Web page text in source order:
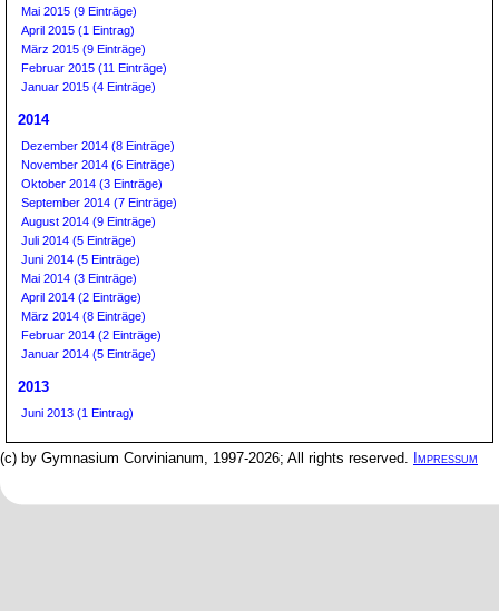
Mai 2015 (9 Einträge)
April 2015 (1 Eintrag)
März 2015 (9 Einträge)
Februar 2015 (11 Einträge)
Januar 2015 (4 Einträge)
2014
Dezember 2014 (8 Einträge)
November 2014 (6 Einträge)
Oktober 2014 (3 Einträge)
September 2014 (7 Einträge)
August 2014 (9 Einträge)
Juli 2014 (5 Einträge)
Juni 2014 (5 Einträge)
Mai 2014 (3 Einträge)
April 2014 (2 Einträge)
März 2014 (8 Einträge)
Februar 2014 (2 Einträge)
Januar 2014 (5 Einträge)
2013
Juni 2013 (1 Eintrag)
(c) by Gymnasium Corvinianum, 1997-2026; All rights reserved. Impressum